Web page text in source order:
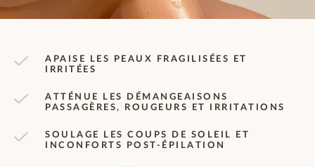
APAISE LES PEAUX FRAGILISÉES ET
IRRITÉES
ATTÉNUE LES DÉMANGEAISONS
PASSAGÈRES, ROUGEURS ET IRRITATIONS
SOULAGE LES COUPS DE SOLEIL ET
INCONFORTS POST-ÉPILATION